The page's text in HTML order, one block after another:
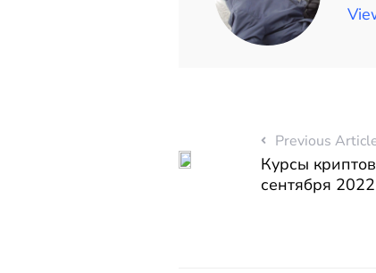
Previous
Курсы
сентября 2022